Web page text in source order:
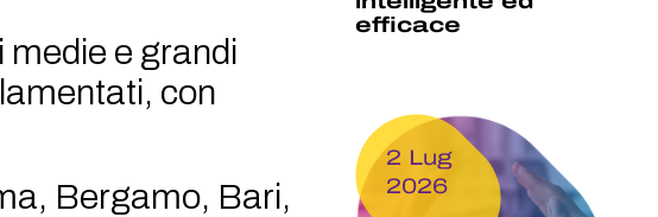
e grandi
con
Bergamo, Bari,
efficace
2 Lug
2026